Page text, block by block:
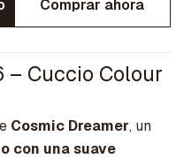
Comprar ahora
– Cuccio Colour
Cosmic Dreamer, un
con una suave